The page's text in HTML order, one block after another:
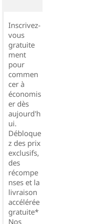
Inscrivez-
vous
gratuite
ment
pour
commen
cer à
économis
er dès
aujourd'h
ui.
Débloque
z des prix
exclusifs,
des
récompe
nses et la
livraison
accélérée
gratuite*
Nos